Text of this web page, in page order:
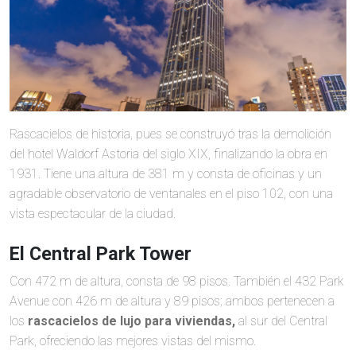
Rascacielos de historia, pues se construyó tras la demolición
del hotel Waldorf Astoria del siglo XIX, finalizando la obra en
1931. Tiene una altura de 381 m y consta de oficinas y un
agradable observatorio de ventanales en el piso 102, con una
vista espectacular de la ciudad.
El Central Park Tower
Con 472 m de altura, consta de 98 pisos. También el 432 Park
Avenue con 426 m de altura y 89 pisos; ambos pertenecen a
los rascacielos de lujo para viviendas, al sur del Central
Park, ofreciendo las mejores vistas del mismo.